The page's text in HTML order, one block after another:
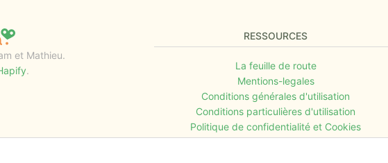
et Mathieu.
.
RESSOURCES
La feuille de route
Mentions-legales
Conditions générales d'utilisation
Conditions particulières d'utilisation
Politique de confidentialité et Cookies